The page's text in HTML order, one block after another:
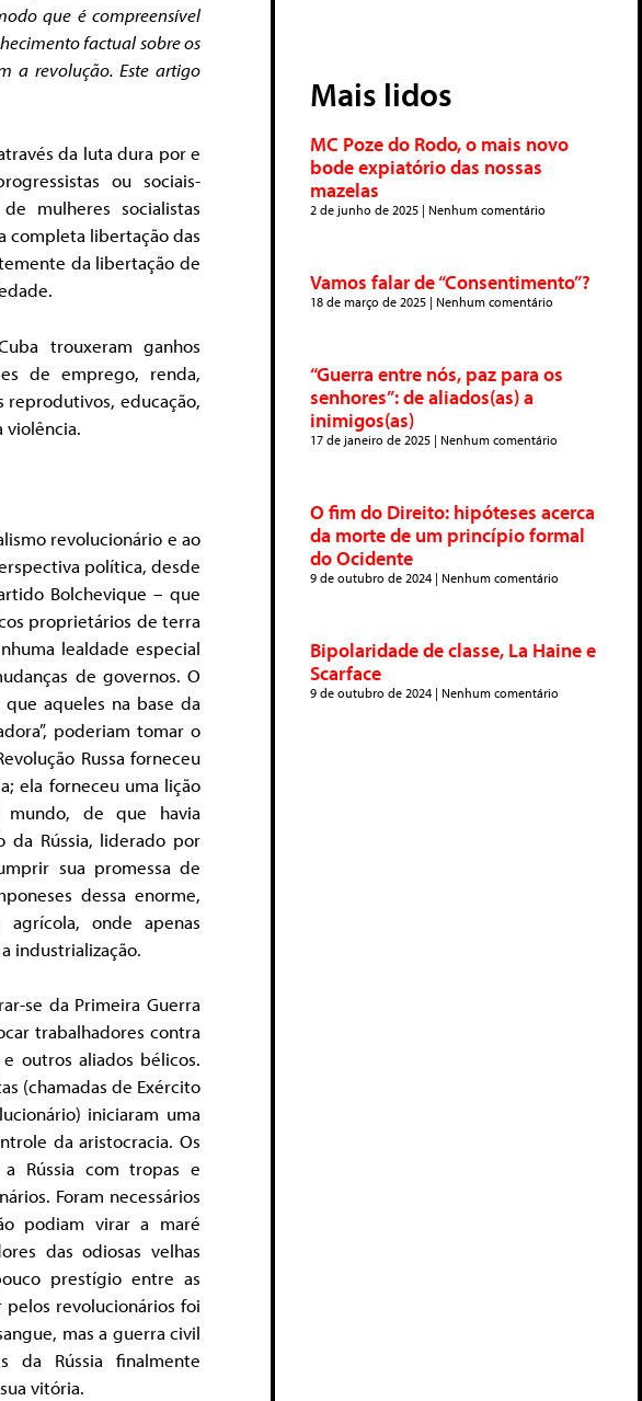
que é compreensível
factual sobre os
a revolução. Este artigo
da luta dura por e
ou sociais-
mulheres socialistas
completa libertação das
da libertação de
trouxeram ganhos
de emprego, renda,
reprodutivos, educação,
violência.
revolucionário e ao
política, desde
Bolchevique – que
proprietários de terra
lealdade especial
de governos. O
aqueles na base da
poderiam tomar o
Russa forneceu
ela forneceu uma lição
de que havia
da Rússia, liderado por
sua promessa de
dessa enorme,
agrícola, onde apenas
industrialização.
se da Primeira Guerra
trabalhadores contra
outros aliados bélicos.
(chamadas de Exército
iniciaram uma
da aristocracia. Os
Rússia com tropas e
Foram necessários
podiam virar a maré
das odiosas velhas
prestígio entre as
revolucionários foi
mas a guerra civil
da Rússia finalmente
vitória.
Mais lidos
MC Poze do Rodo, o mais novo
bode expiatório das nossas
mazelas
2 de junho de 2025 Nenhum comentário
Vamos falar de “Consentimento”?
18 de março de 2025 Nenhum comentário
“Guerra entre nós, paz para os
senhores”: de aliados(as) a
inimigos(as)
17 de janeiro de 2025 Nenhum comentário
O fim do Direito: hipóteses acerca
da morte de um princípio formal
do Ocidente
9 de outubro de 2024 Nenhum comentário
Bipolaridade de classe, La Haine e
Scarface
9 de outubro de 2024 Nenhum comentário